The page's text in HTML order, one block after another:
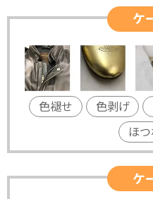
ケ
色褪せ 色剥げ
ほ
ケ